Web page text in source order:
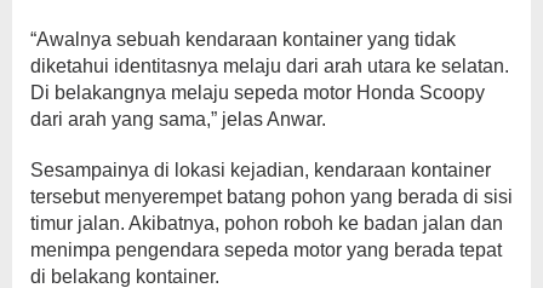
“Awalnya sebuah kendaraan kontainer yang tidak
diketahui identitasnya melaju dari arah utara ke selatan.
Di belakangnya melaju sepeda motor Honda Scoopy
dari arah yang sama,” jelas Anwar.
Sesampainya di lokasi kejadian, kendaraan kontainer
tersebut menyerempet batang pohon yang berada di sisi
timur jalan. Akibatnya, pohon roboh ke badan jalan dan
menimpa pengendara sepeda motor yang berada tepat
di belakang kontainer.